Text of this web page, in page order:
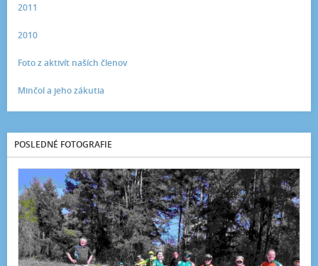
2011
2010
Foto z aktivít naších členov
Minčol a jeho zákutia
POSLEDNÉ FOTOGRAFIE